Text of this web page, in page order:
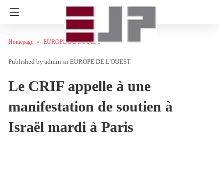
Homepage EUROPE DE L'OUEST
admin in EUROPE DE L'OUEST
Le CRIF appelle à une
manifestation de soutien à
Israël mardi à Paris